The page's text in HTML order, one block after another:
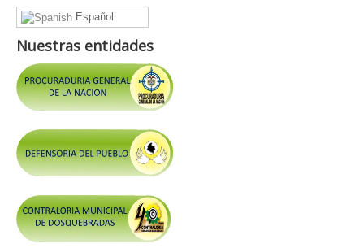
Presupuesto
Politicas, Planes, Proyectos
Tramites y Servicios
Contratación
Servicio Información
Control y Rendición de Cuentas
Grupos De Interés
Gestión Seguridad y Salud en el Trabajo
Español
Nuestras entidades